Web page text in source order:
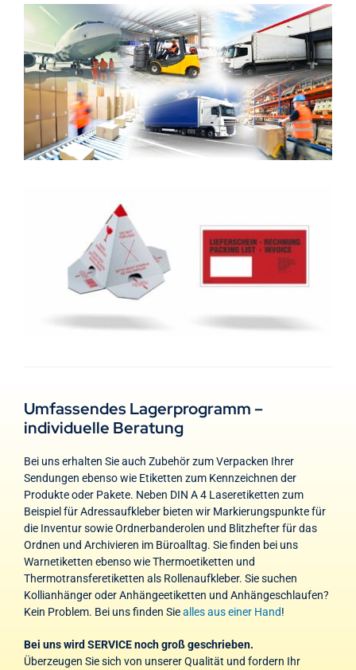
Umfassendes Lagerprogramm –
individuelle Beratung
Bei uns erhalten Sie auch Zubehör zum Verpacken Ihrer
Sendungen ebenso wie Etiketten zum Kennzeichnen der
Produkte oder Pakete. Neben DIN A 4 Laseretiketten zum
Beispiel für Adressaufkleber bieten wir Markierungspunkte für
die Inventur sowie Ordnerbanderolen und Blitzhefter für das
Ordnen und Archivieren im Büroalltag. Sie finden bei uns
Warnetiketten ebenso wie Thermoetiketten und
Thermotransferetiketten als Rollenaufkleber. Sie suchen
Kollianhänger oder Anhängeetiketten und Anhängeschlaufen?
Kein Problem. Bei uns finden Siealles aus einer Hand!
Bei uns wird SERVICE noch groß geschrieben.
Überzeugen Sie sich von unserer Qualität und fordern Ihr